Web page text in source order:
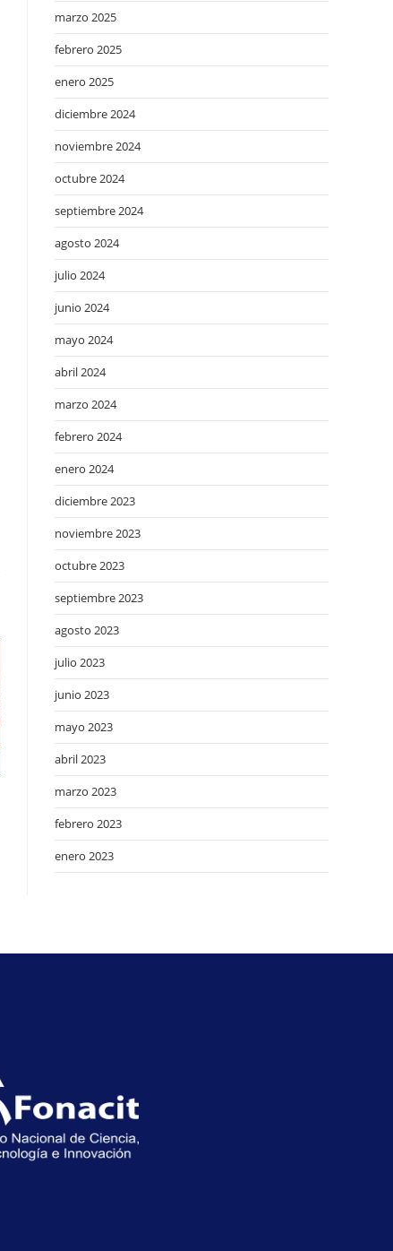
marzo 2025
febrero 2025
enero 2025
diciembre 2024
noviembre 2024
octubre 2024
septiembre 2024
agosto 2024
julio 2024
junio 2024
mayo 2024
abril 2024
marzo 2024
febrero 2024
enero 2024
diciembre 2023
noviembre 2023
octubre 2023
septiembre 2023
agosto 2023
julio 2023
junio 2023
mayo 2023
abril 2023
marzo 2023
febrero 2023
enero 2023